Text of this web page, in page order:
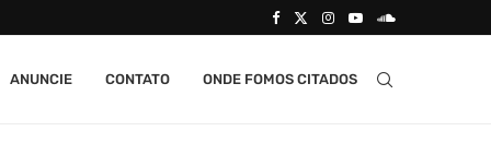
ANUNCIE CONTATO ONDE FOMOS CITADOS